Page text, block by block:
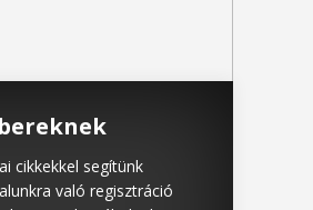
cikkekkel segítünk
való regisztráció